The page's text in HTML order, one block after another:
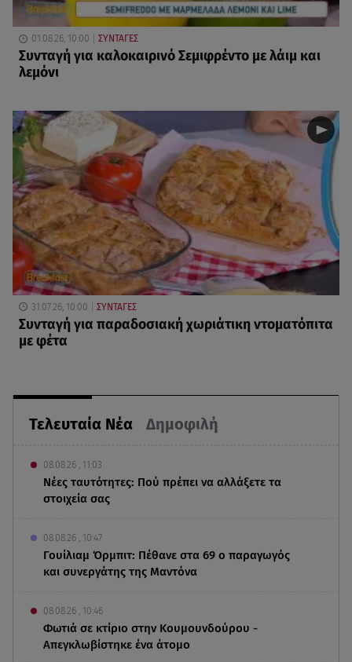
Τελευταία Νέα Δημοφιλή
08.08.26 , 11:03
Νέες ταυτότητες: Πού πρέπει να αλλάξετε τα
στοιχεία σας
08.08.26 , 10:47
Γουίλιαμ Όρμπιτ: Πέθανε στα 69 ο παραγωγός
και συνεργάτης της Μαντόνα
08.08.26 , 10:46
Φωτιά σε κτίριο στην Κουμουνδούρου -
Απεγκλωβίστηκε ένα άτομο
01.08.26, 10:00 ΣΥΝΤΑΓΕΣ
Συνταγή για καλοκαιρινό Σεμιφρέντο με λάιμ και
λεμόνι
31.07.26, 10:00 ΣΥΝΤΑΓΕΣ
Συνταγή για παραδοσιακή χωριάτικη ντοματόπιτα
με φέτα